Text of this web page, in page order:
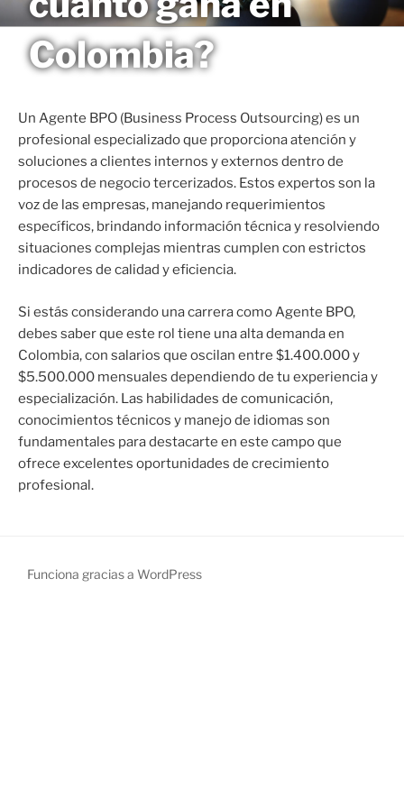
Saltar
al
contenido
MAGNETO
Colombia?
Un Agente BPO (Business Process Outsourcing) es un
profesional especializado que proporciona atención y
soluciones a clientes internos y externos dentro de
procesos de negocio tercerizados. Estos expertos son la
voz de las empresas, manejando requerimientos
específicos, brindando información técnica y resolviendo
situaciones complejas mientras cumplen con estrictos
indicadores de calidad y eficiencia.
Si estás considerando una carrera como Agente BPO,
debes saber que este rol tiene una alta demanda en
Colombia, con salarios que oscilan entre $1.400.000 y
$5.500.000 mensuales dependiendo de tu experiencia y
especialización. Las habilidades de comunicación,
conocimientos técnicos y manejo de idiomas son
fundamentales para destacarte en este campo que
ofrece excelentes oportunidades de crecimiento
profesional.
Funciona gracias a WordPress